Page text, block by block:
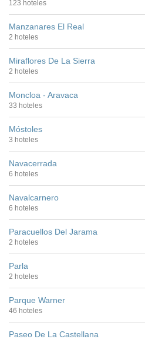
123 hoteles
Manzanares El Real
2 hoteles
Miraflores De La Sierra
2 hoteles
Moncloa - Aravaca
33 hoteles
Móstoles
3 hoteles
Navacerrada
6 hoteles
Navalcarnero
6 hoteles
Paracuellos Del Jarama
2 hoteles
Parla
2 hoteles
Parque Warner
46 hoteles
Paseo De La Castellana